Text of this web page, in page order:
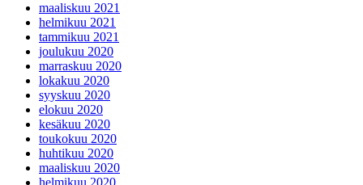
maaliskuu 2021
helmikuu 2021
tammikuu 2021
joulukuu 2020
marraskuu 2020
lokakuu 2020
syyskuu 2020
elokuu 2020
kesäkuu 2020
toukokuu 2020
huhtikuu 2020
maaliskuu 2020